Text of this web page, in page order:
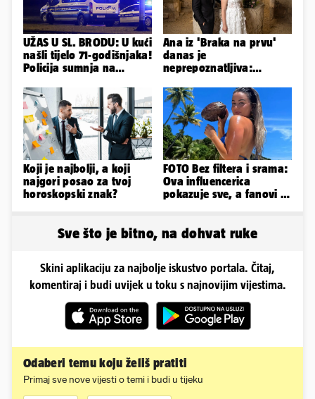
UŽAS U SL. BRODU: U kući
našli tijelo 71-godišnjaka!
Policija sumnja na
Ana iz 'Braka na prvu'
danas je
neprepoznatljiva:
ovako sad izgleda
Koji je najbolji, a koji
najgori posao za tvoj
horoskopski znak?
FOTO Bez filtera i srama:
Ova influencerica
pokazuje sve, a fanovi je
Sve što je bitno, na dohvat ruke
Skini aplikaciju za najbolje iskustvo portala. Čitaj,
komentiraj i budi uvijek u toku s najnovijim vijestima.
Odaberi temu koju želiš pratiti
Primaj sve nove vijesti o temi i budi u tijeku